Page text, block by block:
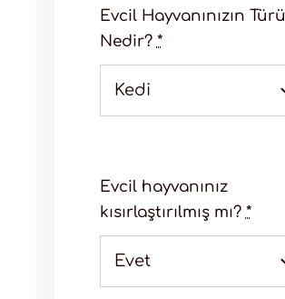
Evcil Hayvanınızın Türü
Nedir? *
Evcil hayvanınız
kısırlaştırılmış mı? *